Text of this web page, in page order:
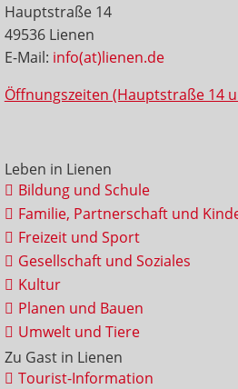
Hauptstraße 14
49536 Lienen
E-Mail: info(at)lienen.de
Öffnungszeiten (Hauptstraße 14
Leben in Lienen
Bildung und Schule
Familie, Partnerschaft und
Freizeit und Sport
Gesellschaft und Soziales
Kultur
Planen und Bauen
Umwelt und Tiere
Zu Gast in Lienen
Tourist-Information